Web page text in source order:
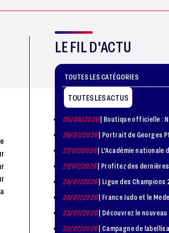
LE FIL D'ACTU
TOUTES LES ACTUS
05/08/2026| Boutique officielle : Nouvelles gammes
disponible !
28/07/2026| Portrait de Georges Pfeifer (président de
1981 – 1986)
27/07/2026| L'Académie nationale de Judo de Dakar à
l'honneur
27/07/2026| Profitez des
24/07/2026| Ligue des
24/07/2026| France Judo et le Medef International
organisent la troisième édition de
23/07/2026| Découvrez le nouveau podcast de l'été pour les
jeunes judokas
22/07/2026| Campagne de